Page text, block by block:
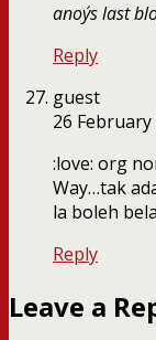
anoy´s last
Reply
guest
26 February
:love: org
Way…tak
la boleh
Reply
Leave a